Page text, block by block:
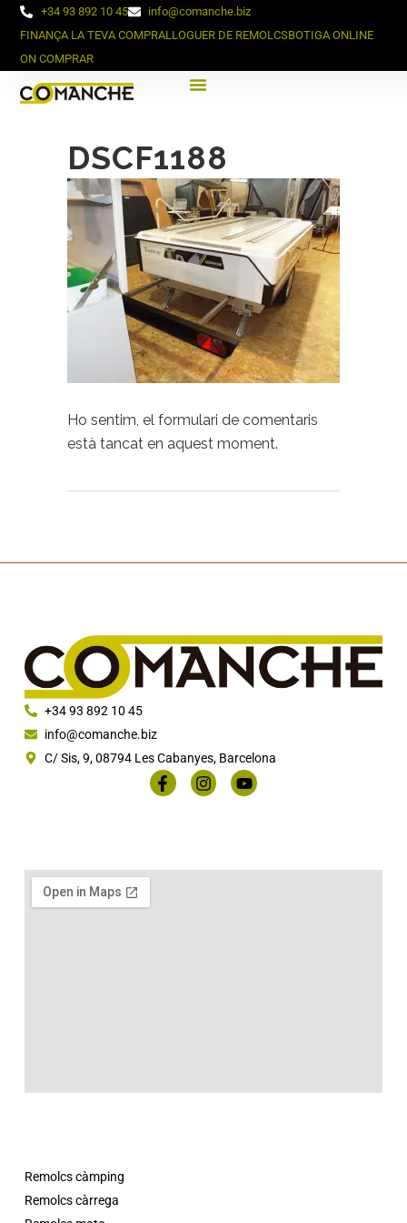
+34 93 892 10 45
info@comanche.biz
FINANÇA LA TEVA COMPRALLOGUER DE REMOLCSBOTIGA ONLINE
ON COMPRAR
DSCF1188
Ho sentim, el formulari de comentaris
està tancat en aquest moment.
+34 93 892 10 45
info@comanche.biz
C/ Sis, 9, 08794 Les Cabanyes, Barcelona
Remolcs càmping
Remolcs càrrega